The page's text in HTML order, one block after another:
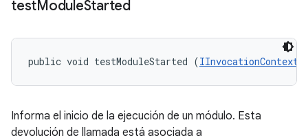
testModuleStarted
public void testModuleStarted (IInvocationContext
Informa el inicio de la ejecución de un módulo. Esta
devolución de llamada está asociada a